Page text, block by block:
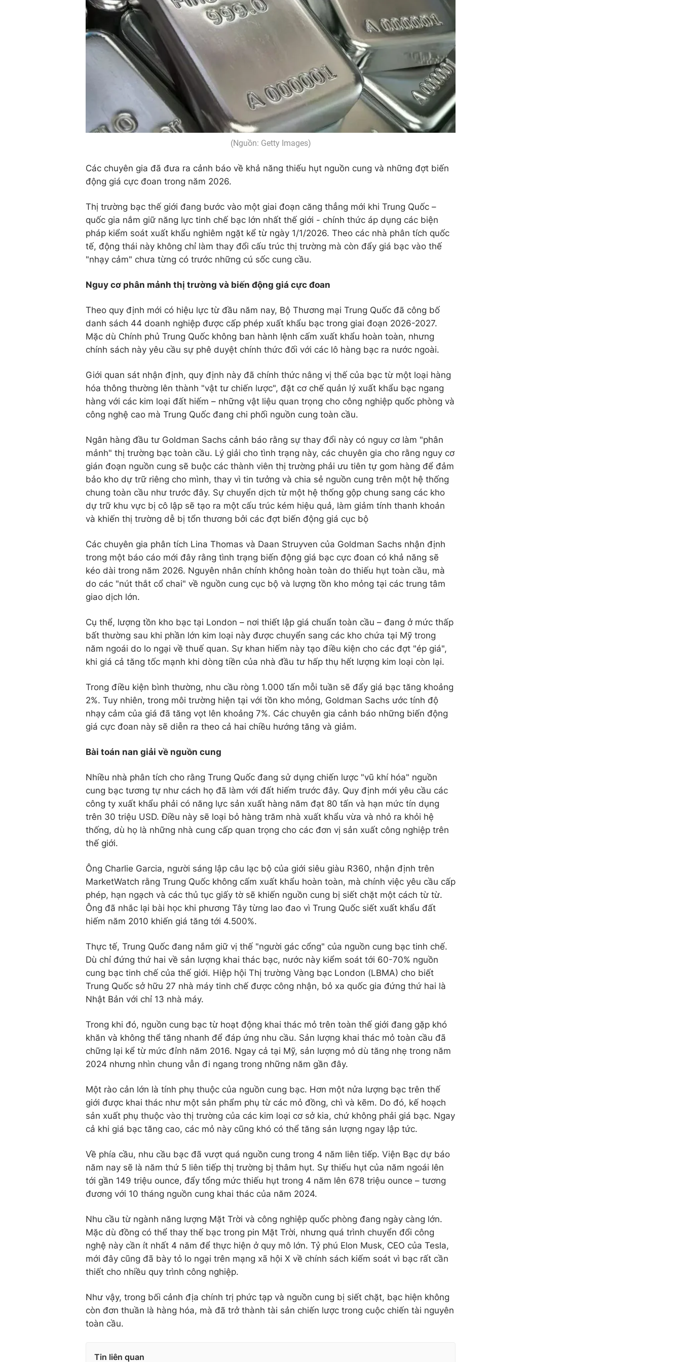
(Nguồn: Getty Images)
Các chuyên gia đã đưa ra cảnh báo về khả năng thiếu hụt nguồn cung và những đợt biến
động giá cực đoan trong năm 2026.
Thị trường bạc thế giới đang bước vào một giai đoạn căng thẳng mới khi Trung Quốc –
quốc gia nắm giữ năng lực tinh chế bạc lớn nhất thế giới - chính thức áp dụng các biện
pháp kiểm soát xuất khẩu nghiêm ngặt kể từ ngày 1/1/2026. Theo các nhà phân tích quốc
tế, động thái này không chỉ làm thay đổi cấu trúc thị trường mà còn đẩy giá bạc vào thế
"nhạy cảm" chưa từng có trước những cú sốc cung cầu.
Nguy cơ phân mảnh thị trường và biến động giá cực đoan
Theo quy định mới có hiệu lực từ đầu năm nay, Bộ Thương mại Trung Quốc đã công bố
danh sách 44 doanh nghiệp được cấp phép xuất khẩu bạc trong giai đoạn 2026-2027.
Mặc dù Chính phủ Trung Quốc không ban hành lệnh cấm xuất khẩu hoàn toàn, nhưng
chính sách này yêu cầu sự phê duyệt chính thức đối với các lô hàng bạc ra nước ngoài.
Giới quan sát nhận định, quy định này đã chính thức nâng vị thế của bạc từ một loại hàng
hóa thông thường lên thành "vật tư chiến lược", đặt cơ chế quản lý xuất khẩu bạc ngang
hàng với các kim loại đất hiếm – những vật liệu quan trọng cho công nghiệp quốc phòng và
công nghệ cao mà Trung Quốc đang chi phối nguồn cung toàn cầu.
Ngân hàng đầu tư Goldman Sachs cảnh báo rằng sự thay đổi này có nguy cơ làm "phân
mảnh" thị trường bạc toàn cầu. Lý giải cho tình trạng này, các chuyên gia cho rằng nguy cơ
gián đoạn nguồn cung sẽ buộc các thành viên thị trường phải ưu tiên tự gom hàng để đảm
bảo kho dự trữ riêng cho mình, thay vì tin tưởng và chia sẻ nguồn cung trên một hệ thống
chung toàn cầu như trước đây. Sự chuyển dịch từ một hệ thống gộp chung sang các kho
dự trữ khu vực bị cô lập sẽ tạo ra một cấu trúc kém hiệu quả, làm giảm tính thanh khoản
và khiến thị trường dễ bị tổn thương bởi các đợt biến động giá cục bộ
Các chuyên gia phân tích Lina Thomas và Daan Struyven của Goldman Sachs nhận định
trong một báo cáo mới đây rằng tình trạng biến động giá bạc cực đoan có khả năng sẽ
kéo dài trong năm 2026. Nguyên nhân chính không hoàn toàn do thiếu hụt toàn cầu, mà
do các "nút thắt cổ chai" về nguồn cung cục bộ và lượng tồn kho mỏng tại các trung tâm
giao dịch lớn.
Cụ thể, lượng tồn kho bạc tại London – nơi thiết lập giá chuẩn toàn cầu – đang ở mức thấp
bất thường sau khi phần lớn kim loại này được chuyển sang các kho chứa tại Mỹ trong
năm ngoái do lo ngại về thuế quan. Sự khan hiếm này tạo điều kiện cho các đợt "ép giá",
khi giá cả tăng tốc mạnh khi dòng tiền của nhà đầu tư hấp thụ hết lượng kim loại còn lại.
Trong điều kiện bình thường, nhu cầu ròng 1.000 tấn mỗi tuần sẽ đẩy giá bạc tăng khoảng
2%. Tuy nhiên, trong môi trường hiện tại với tồn kho mỏng, Goldman Sachs ước tính độ
nhạy cảm của giá đã tăng vọt lên khoảng 7%. Các chuyên gia cảnh báo những biến động
giá cực đoan này sẽ diễn ra theo cả hai chiều hướng tăng và giảm.
Bài toán nan giải về nguồn cung
Nhiều nhà phân tích cho rằng Trung Quốc đang sử dụng chiến lược "vũ khí hóa" nguồn
cung bạc tương tự như cách họ đã làm với đất hiếm trước đây. Quy định mới yêu cầu các
công ty xuất khẩu phải có năng lực sản xuất hàng năm đạt 80 tấn và hạn mức tín dụng
trên 30 triệu USD. Điều này sẽ loại bỏ hàng trăm nhà xuất khẩu vừa và nhỏ ra khỏi hệ
thống, dù họ là những nhà cung cấp quan trọng cho các đơn vị sản xuất công nghiệp trên
thế giới.
Ông Charlie Garcia, người sáng lập câu lạc bộ của giới siêu giàu R360, nhận định trên
MarketWatch rằng Trung Quốc không cấm xuất khẩu hoàn toàn, mà chính việc yêu cầu cấp
phép, hạn ngạch và các thủ tục giấy tờ sẽ khiến nguồn cung bị siết chặt một cách từ từ.
Ông đã nhắc lại bài học khi phương Tây từng lao đao vì Trung Quốc siết xuất khẩu đất
hiếm năm 2010 khiến giá tăng tới 4.500%.
Thực tế, Trung Quốc đang nắm giữ vị thế "người gác cổng" của nguồn cung bạc tinh chế.
Dù chỉ đứng thứ hai về sản lượng khai thác bạc, nước này kiểm soát tới 60-70% nguồn
cung bạc tinh chế của thế giới. Hiệp hội Thị trường Vàng bạc London (LBMA) cho biết
Trung Quốc sở hữu 27 nhà máy tinh chế được công nhận, bỏ xa quốc gia đứng thứ hai là
Nhật Bản với chỉ 13 nhà máy.
Trong khi đó, nguồn cung bạc từ hoạt động khai thác mỏ trên toàn thế giới đang gặp khó
khăn và không thể tăng nhanh để đáp ứng nhu cầu. Sản lượng khai thác mỏ toàn cầu đã
chững lại kể từ mức đỉnh năm 2016. Ngay cả tại Mỹ, sản lượng mỏ dù tăng nhẹ trong năm
2024 nhưng nhìn chung vẫn đi ngang trong những năm gần đây.
Một rào cản lớn là tính phụ thuộc của nguồn cung bạc. Hơn một nửa lượng bạc trên thế
giới được khai thác như một sản phẩm phụ từ các mỏ đồng, chì và kẽm. Do đó, kế hoạch
sản xuất phụ thuộc vào thị trường của các kim loại cơ sở kia, chứ không phải giá bạc. Ngay
cả khi giá bạc tăng cao, các mỏ này cũng khó có thể tăng sản lượng ngay lập tức.
Về phía cầu, nhu cầu bạc đã vượt quá nguồn cung trong 4 năm liên tiếp. Viện Bạc dự báo
năm nay sẽ là năm thứ 5 liên tiếp thị trường bị thâm hụt. Sự thiếu hụt của năm ngoái lên
tới gần 149 triệu ounce, đẩy tổng mức thiếu hụt trong 4 năm lên 678 triệu ounce – tương
đương với 10 tháng nguồn cung khai thác của năm 2024.
Nhu cầu từ ngành năng lượng Mặt Trời và công nghiệp quốc phòng đang ngày càng lớn.
Mặc dù đồng có thể thay thế bạc trong pin Mặt Trời, nhưng quá trình chuyển đổi công
nghệ này cần ít nhất 4 năm để thực hiện ở quy mô lớn. Tỷ phú Elon Musk, CEO của Tesla,
mới đây cũng đã bày tỏ lo ngại trên mạng xã hội X về chính sách kiếm soát vì bạc rất cần
thiết cho nhiều quy trình công nghiệp.
Như vậy, trong bối cảnh địa chính trị phức tạp và nguồn cung bị siết chặt, bạc hiện không
còn đơn thuần là hàng hóa, mà đã trở thành tài sản chiến lược trong cuộc chiến tài nguyên
toàn cầu.
Tin liên quan